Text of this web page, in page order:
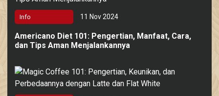
Info 11 Nov 2024
Americano Diet 101: Pengertian, Manfaat, Cara,
dan Tips Aman Menjalankannya